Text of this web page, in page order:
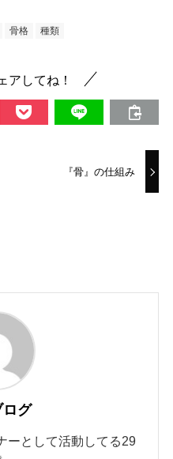
骨格 種類
アしてね！
『骨』の仕組み
ログ
ーとして活動してる29